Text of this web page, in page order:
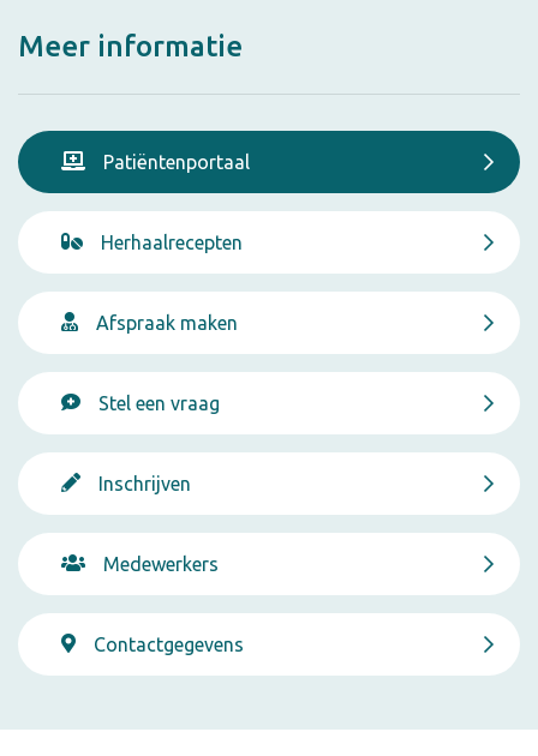
Meer informatie
Patiëntenportaal
Herhaalrecepten
Afspraak maken
Stel een vraag
Inschrijven
Medewerkers
Contactgegevens